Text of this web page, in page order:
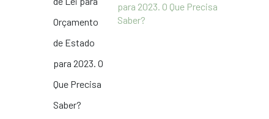
para 2023. O Que Precisa
Saber?